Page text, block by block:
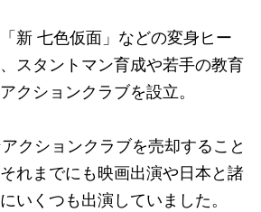
新 七色仮面」などの変身ヒー
スタントマン育成や若手の教育
クションクラブを設立。
クションクラブを売却すること
れまでにも映画出演や日本と諸
いくつも出演していました。